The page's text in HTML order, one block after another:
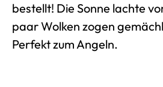
bestellt! Die Sonne lachte
paar Wolken zogen
Perfekt zum Angeln.